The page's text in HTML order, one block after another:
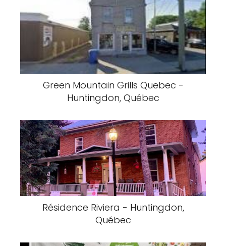
Green Mountain Grills Quebec -
Huntingdon, Québec
Résidence Riviera - Huntingdon,
Québec